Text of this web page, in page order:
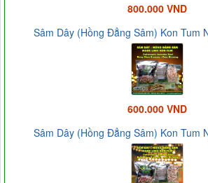
800.000 VND
Sâm Dây (Hồng Đẳng Sâm) Kon Tum
600.000 VND
Sâm Dây (Hồng Đẳng Sâm) Kon Tum